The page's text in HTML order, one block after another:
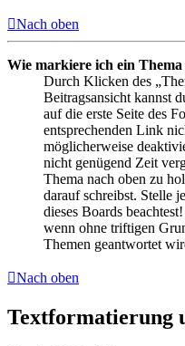
Nach oben
Wie markiere ich ein Thema
Durch Klicken des
Beitragsansicht kannst
auf die erste Seite des
entsprechenden Link
möglicherweise
nicht genügend Zeit
Thema nach oben zu
darauf schreibst. Stelle
dieses Boards
wenn ohne triftigen
Themen geantwortet
Nach oben
Textformatierung